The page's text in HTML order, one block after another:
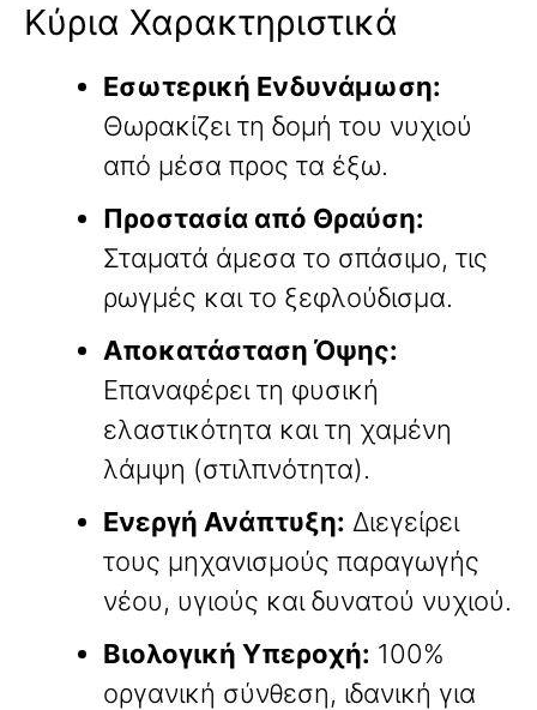
Κύρια Χαρακτηριστικά
Εσωτερική Ενδυνάμωση:
Θωρακίζει τη δομή του νυχιού
από μέσα προς τα έξω.
Προστασία από Θραύση:
Σταματά άμεσα το σπάσιμο, τις
ρωγμές και το ξεφλούδισμα.
Αποκατάσταση Όψης:
Επαναφέρει τη φυσική
ελαστικότητα και τη χαμένη
λάμψη (στιλπνότητα).
Ενεργή Ανάπτυξη: Διεγείρει
τους μηχανισμούς παραγωγής
νέου, υγιούς και δυνατού νυχιού.
Βιολογική Υπεροχή: 100%
οργανική σύνθεση, ιδανική για